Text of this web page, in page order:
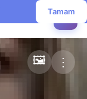
Tamam
🖼️ ⋮